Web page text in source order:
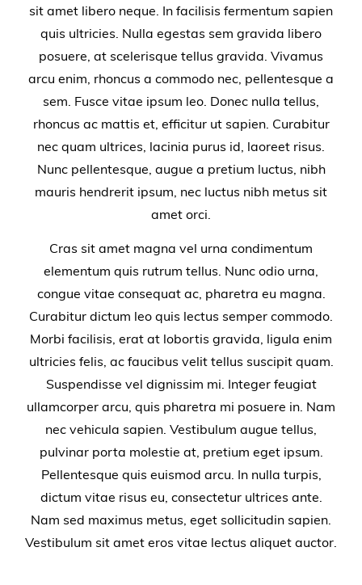
sit amet libero neque. In facilisis fermentum sapien
quis ultricies. Nulla egestas sem gravida libero
posuere, at scelerisque tellus gravida. Vivamus
arcu enim, rhoncus a commodo nec, pellentesque a
sem. Fusce vitae ipsum leo. Donec nulla tellus,
rhoncus ac mattis et, efficitur ut sapien. Curabitur
nec quam ultrices, lacinia purus id, laoreet risus.
Nunc pellentesque, augue a pretium luctus, nibh
mauris hendrerit ipsum, nec luctus nibh metus sit
amet orci.
Cras sit amet magna vel urna condimentum
elementum quis rutrum tellus. Nunc odio urna,
congue vitae consequat ac, pharetra eu magna.
Curabitur dictum leo quis lectus semper commodo.
Morbi facilisis, erat at lobortis gravida, ligula enim
ultricies felis, ac faucibus velit tellus suscipit quam.
Suspendisse vel dignissim mi. Integer feugiat
ullamcorper arcu, quis pharetra mi posuere in. Nam
nec vehicula sapien. Vestibulum augue tellus,
pulvinar porta molestie at, pretium eget ipsum.
Pellentesque quis euismod arcu. In nulla turpis,
dictum vitae risus eu, consectetur ultrices ante.
Nam sed maximus metus, eget sollicitudin sapien.
Vestibulum sit amet eros vitae lectus aliquet auctor.